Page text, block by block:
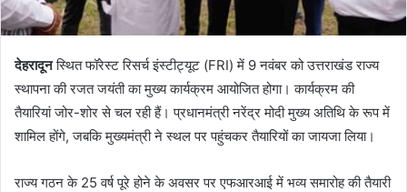
देहरादूनस्थित फॉरेस्ट रिसर्च इंस्टीट्यूट (FRI) में 9 नवंबर को उत्तराखंड राज्य
स्थापना की रजत जयंती का मुख्य कार्यक्रम आयोजित होगा। कार्यक्रम की
तैयारियां जोर-शोर से चल रही हैं। प्रधानमंत्री नरेंद्र मोदी मुख्य अतिथि के रूप में
शामिल होंगे, जबकि मुख्यमंत्री ने स्थल पर पहुंचकर तैयारियों का जायजा लिया।
राज्य गठन के 25 वर्ष पूरे होने के अवसर पर एफआरआई में भव्य समारोह की तैयारी